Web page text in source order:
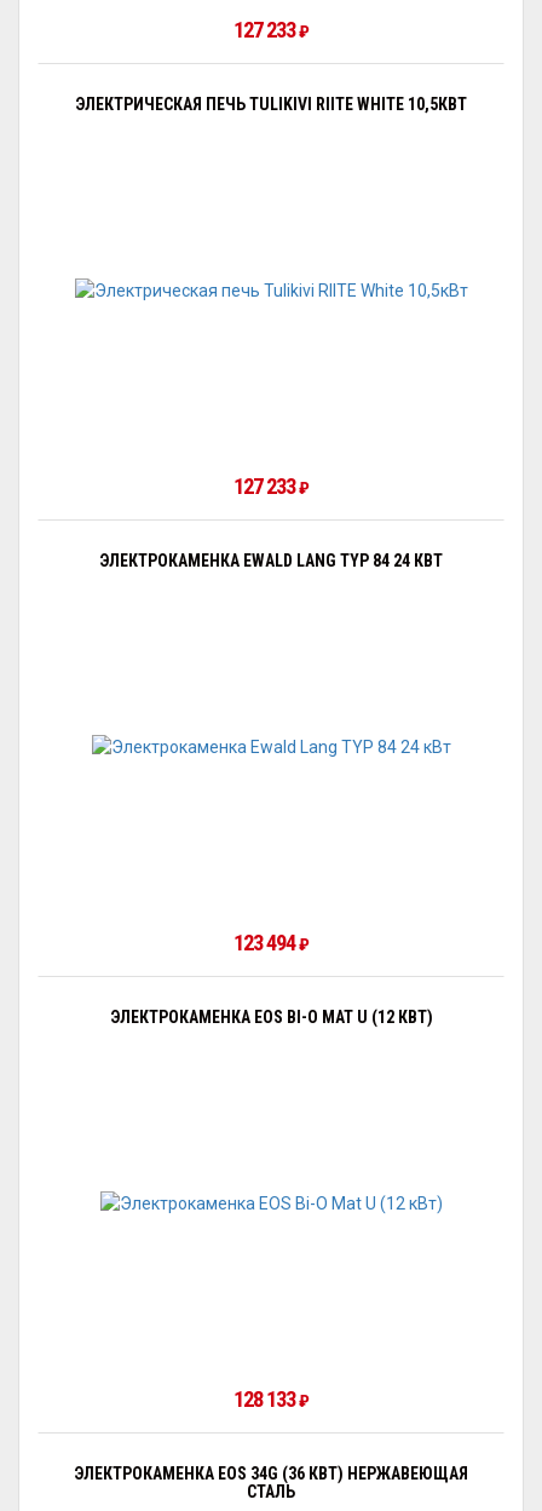
127 233₽
ЭЛЕКТРИЧЕСКАЯ ПЕЧЬ TULIKIVI RIITE WHITE 10,5КВТ
127 233₽
ЭЛЕКТРОКАМЕНКА EWALD LANG TYP 84 24 КВТ
123 494₽
ЭЛЕКТРОКАМЕНКА EOS BI-O MAT U (12 КВТ)
128 133₽
ЭЛЕКТРОКАМЕНКА EOS 34G (36 КВТ) НЕРЖАВЕЮЩАЯ
СТАЛЬ